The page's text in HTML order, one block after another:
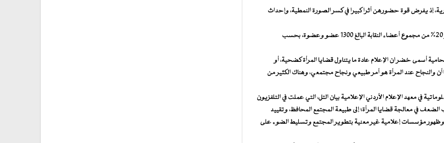
إذ يفرض قوة حضورهن أثرا كبيرا في كسر الصورة النمطية، وإحداث
وتبلغ نسبة الصحفيات الاعضاء في نقابة الصحفيين الأردنيين نحو 20% من مجموع أعضاء النقابة البالغ 1300 عضو وعضوة، بحسب
أسمى خضر ان الإعلام عادة ما يتناول قضايا المرأة كضحية، أو
والنجاح عند المرأة هو أمر طبيعي ونجاح مجتمعي، وهناك الكثير من
في معهد الإعلام الأردني الإعلامية بيان التل، التي عملت في التلفزيون
، أسباب الضعف في معالجة قضايا المرأة؛ إلى طبيعة المجتمع المحافظ، وتقييد
وظهور مؤسسات إعلامية غير معنية بتطوير المجتمع وتسليط الضوء على